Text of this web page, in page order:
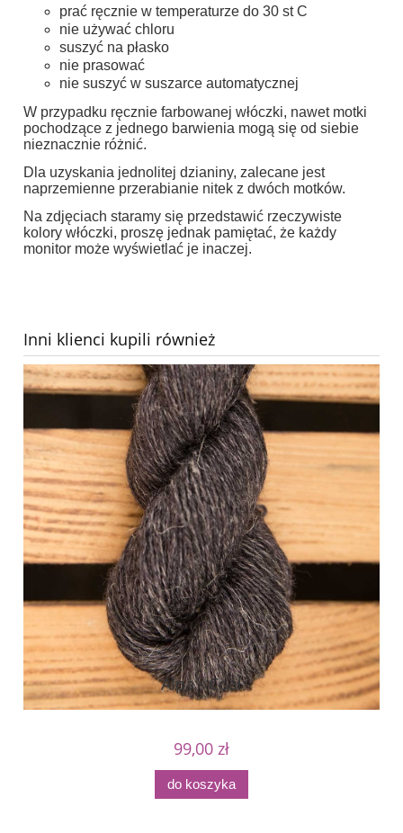
prać ręcznie w temperaturze do 30 st C
nie używać chloru
suszyć na płasko
nie prasować
nie suszyć w suszarce automatycznej
W przypadku ręcznie farbowanej włóczki, nawet motki
pochodzące z jednego barwienia mogą się od siebie
nieznacznie różnić.
Dla uzyskania jednolitej dzianiny, zalecane jest
naprzemienne przerabianie nitek z dwóch motków.
Na zdjęciach staramy się przedstawić rzeczywiste
kolory włóczki, proszę jednak pamiętać, że każdy
monitor może wyświetlać je inaczej.
Inni klienci kupili również
Alpa - Coal
99,00 zł
do koszyka